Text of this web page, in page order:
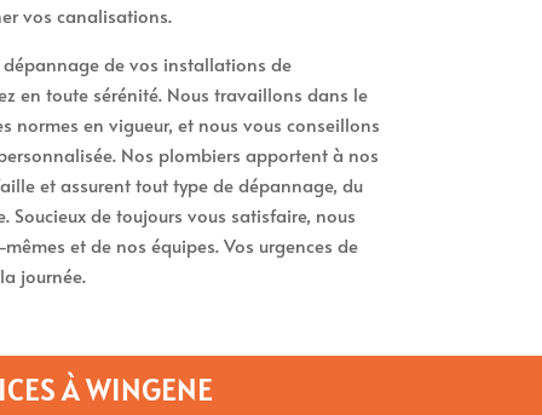
vos canalisations.
dépannage de vos installations de
en toute sérénité. Nous travaillons dans le
normes en vigueur, et nous vous conseillons
Nos plombiers apportent à nos
et assurent tout type de dépannage, du
Soucieux de toujours vous satisfaire, nous
et de nos équipes. Vos urgences de
journée.
À WINGENE